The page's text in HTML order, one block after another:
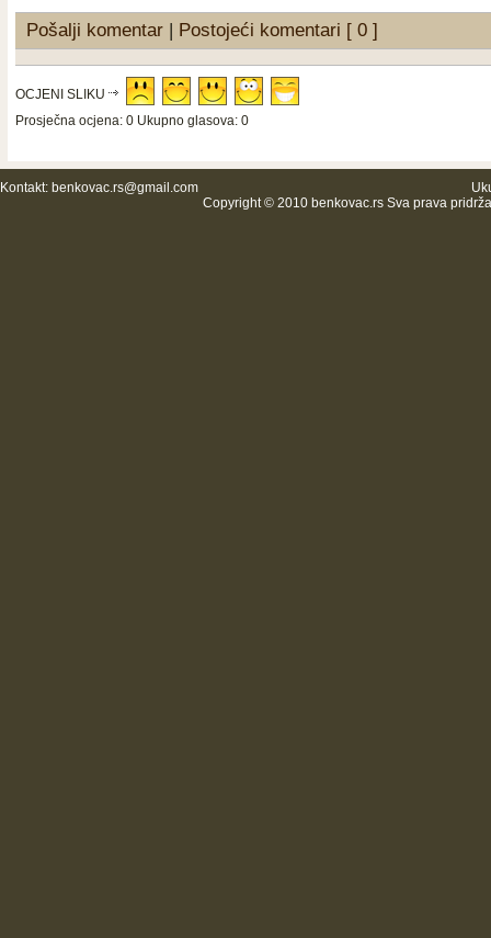
Pošalji komentar | Postojeći komentari [ 0 ]
OCJENI SLIKU
Prosječna ocjena: 0 Ukupno glasova: 0
Kontakt: benkovac.rs@gmail.com
Copyright © 2010 benkovac.rs Sva prava